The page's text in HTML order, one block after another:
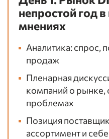
непростой год
мнениях
Аналитика: спрос,
продаж
Пленарная
компаний о рынке,
проблемах
Позиция
ассортимент и